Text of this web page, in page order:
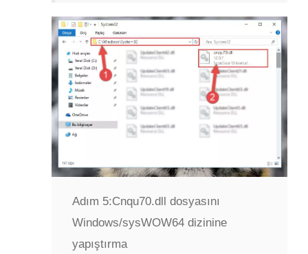
Adım 5:Cnqu70.dll dosyasını
Windows/sysWOW64 dizinine
yapıştırma